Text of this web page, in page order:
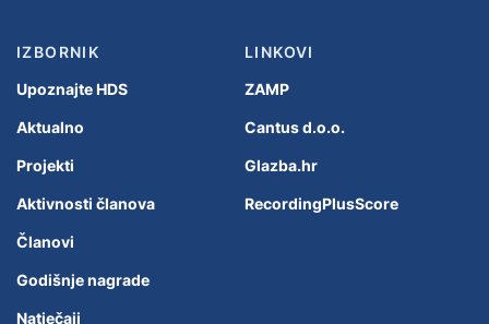
IZBORNIK
Upoznajte HDS
Aktualno
Projekti
Aktivnosti članova
Članovi
Godišnje nagrade
Natječaji
LINKOVI
ZAMP
Cantus d.o.o.
Glazba.hr
RecordingPlusScore